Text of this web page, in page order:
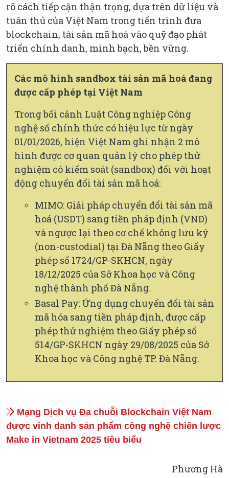
rõ cách tiếp cận thận trọng, dựa trên dữ liệu và
tuân thủ của Việt Nam trong tiến trình đưa
blockchain, tài sản mã hoá vào quỹ đạo phát
triển chính danh, minh bạch, bền vững.
Các mô hình sandbox tài sản mã hoá đang
được cấp phép tại Việt Nam
Trong bối cảnh Luật Công nghiệp Công
nghệ số chính thức có hiệu lực từ ngày
01/01/2026, hiện Việt Nam ghi nhận 2 mô
hình được cơ quan quản lý cho phép thử
nghiệm có kiểm soát (sandbox) đối với hoạt
động chuyển đổi tài sản mã hoá:
MIMO: Giải pháp chuyển đổi tài sản mã
hoá (USDT) sang tiền pháp định (VND)
và ngược lại theo cơ chế không lưu ký
(non-custodial) tại Đà Nẵng theo Giấy
phép số 1724/GP-SKHCN, ngày
18/12/2025 của Sở Khoa học và Công
nghệ thành phố Đà Nẵng.
Basal Pay: Ứng dụng chuyển đổi tài sản
mã hóa sang tiền pháp định, được cấp
phép thử nghiệm theo Giấy phép số
514/GP-SKHCN ngày 29/08/2025 của Sở
Khoa học và Công nghệ TP. Đà Nẵng.
Mạng Dịch vụ Đa chuỗi Blockchain Việt Nam
được vinh danh sản phẩm công nghệ chiến lược
Make in Vietnam 2025 tiêu biểu
Phương Hà